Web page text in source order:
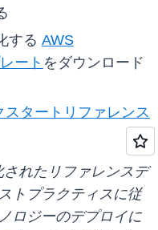
する AWS
ート をダウンロード
スタートリファレンス
れたリファレンスデ
トプラクティスに従
ロジーのデプロイに